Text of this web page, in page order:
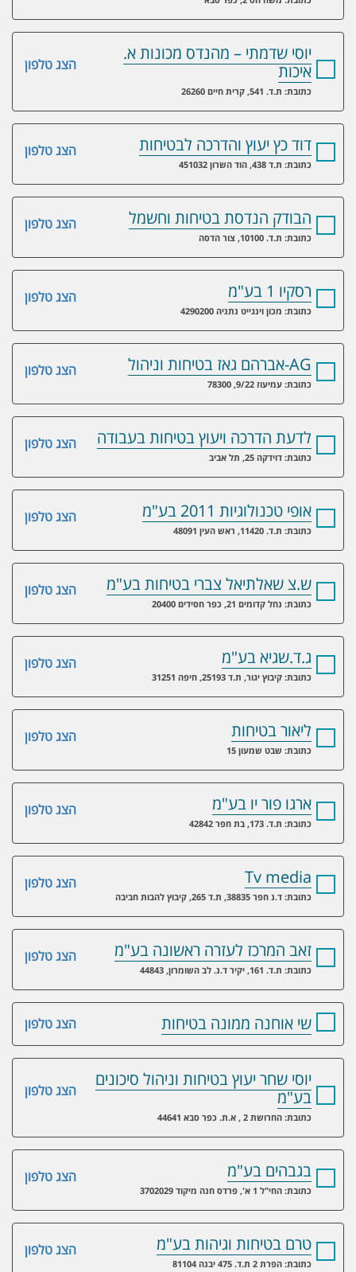
הצג טלפון
יוסי שדמתי – מהנדס מכונות א.
איכות
כתובת: ת.ד. 541, קרית חיים 26260
הצג טלפון דוד כץ יעוץ והדרכה לבטיחות
כתובת: ת.ד 438, הוד השרון 451032
הצג טלפון הבודק הנדסת בטיחות וחשמל
כתובת: ת.ד. 10100, צור הדסה
הצג טלפון רסקיו 1 בע"מ
כתובת: מכון וינגייט נתניה 4290200
הצג טלפון AG-אברהם גאז בטיחות וניהול
כתובת: עמיעוז 9/22, 78300
הצג טלפון לדעת הדרכה ויעוץ בטיחות בעבודה
כתובת: דוידקה 25, תל אביב
הצג טלפון אופי טכנולוגיות 2011 בע"מ
כתובת: ת.ד. 11420, ראש העין 48091
הצג טלפון ש.צ שאלתיאל צברי בטיחות בע"מ
כתובת: נחל קדומים 21, כפר חסידים 20400
הצג טלפון ג.ד.שגיא בע"מ
כתובת: קיבוץ יגור, ת.ד 25193, חיפה 31251
הצג טלפון ליאור בטיחות
כתובת: שבט שמעון 15
הצג טלפון ארגו פור יו בע"מ
כתובת: ת.ד. 173, בת חפר 42842
הצג טלפון Tv media
כתובת: ד.נ חפר 38835, ת.ד 265, קיבוץ להבות חביבה
הצג טלפון זאב המרכז לעזרה ראשונה בע"מ
כתובת: ת.ד. 161, יקיר ד.נ. לב השומרון, 44843
הצג טלפון שי אוחנה ממונה בטיחות
הצג טלפון
יוסי שחר יעוץ בטיחות וניהול סיכונים
בע"מ
כתובת: החרושת 2 , א.ת. כפר סבא 44641
הצג טלפון בגבהים בע"מ
כתובת: החי"ל 1 א', פרדס חנה מיקוד 3702029
הצג טלפון טרם בטיחות וגיהות בע"מ
כתובת: הפרת 2 ת.ד. 475 יבנה 81104